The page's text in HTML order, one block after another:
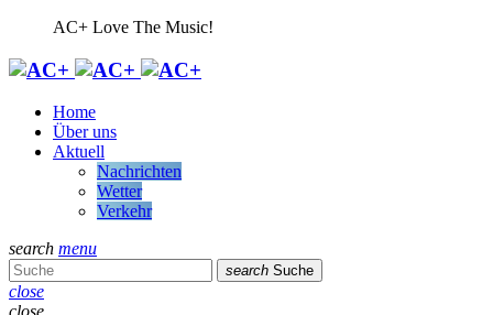
AC+ Love The Music!
Home
Über uns
Aktuell
Nachrichten
Wetter
Verkehr
search menu
search Suche
close